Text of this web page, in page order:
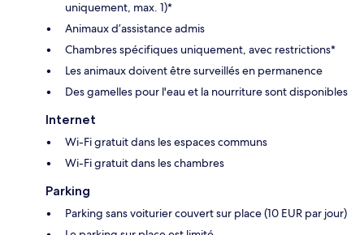
uniquement, max. 1)*
Animaux d’assistance admis
Chambres spécifiques uniquement, avec restrictions*
Les animaux doivent être surveillés en permanence
Des gamelles pour l'eau et la nourriture sont disponibles
Internet
Wi-Fi gratuit dans les espaces communs
Wi-Fi gratuit dans les chambres
Parking
Parking sans voiturier couvert sur place (10 EUR par jour)